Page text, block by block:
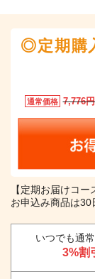
◎定期購
通常価格 7,776
【定期お届けコー
お申込み商品は30
いつでも通
3%割